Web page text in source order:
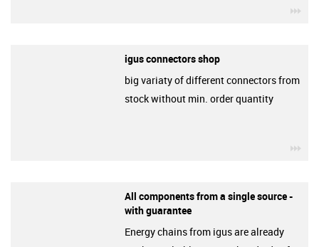
igus connectors shop
big variaty of different connectors from
stock without min. order quantity
All components from a single source -
with guarantee
Energy chains from igus are already